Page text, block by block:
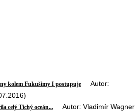
kolem Fukušimy I postupuje Autor:
celý Tichý oceán... Autor: Vladimír Wagner